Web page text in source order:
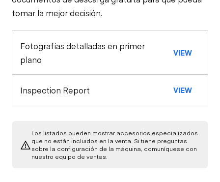
Rear Axle
Rear Axle
Seat Belts
Horn
Brake Control
Configuration
Oil Sample Analysis (engine)
General Appearance
Exterior Lights
Engine
Starter
Transmission
tomar la mejor decisión.
Fotografías detalladas en primer
plano
VIEW
Inspection Report VIEW
Los listados pueden mostrar accesorios especializados
que no están incluidos en la venta. Si tiene preguntas
sobre la configuración de la máquina, comuníquese con
nuestro equipo de ventas.